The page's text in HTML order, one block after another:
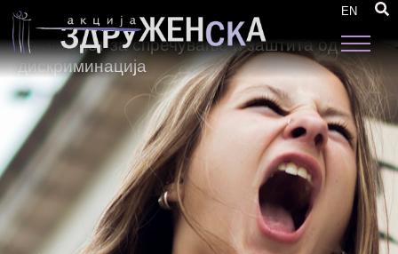
EN
Декларацијата за приоритетно донесување
на Законот за спречување и заштита од
дискриминација